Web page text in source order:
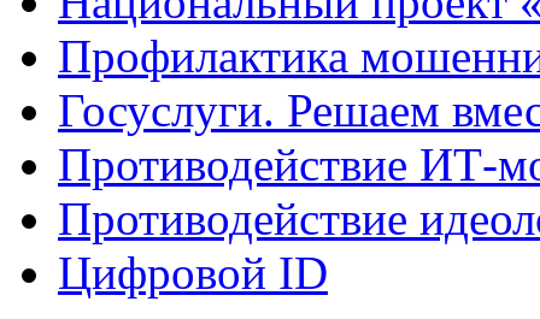
Профилактика
Госуслуги. Решаем
Противодействие ИТ-
Противодействие
Цифровой ID